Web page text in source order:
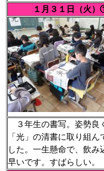
１月３１日（火
３年生の書写。姿勢良
「光」の清書に取り組ん
した。一生懸命で、飲み
早いです。すばらしい。